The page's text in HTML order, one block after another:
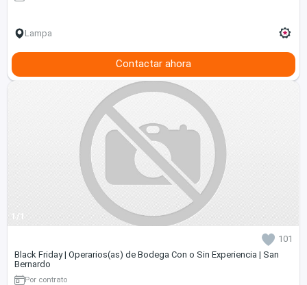
Lampa
Contactar ahora
1/1
101
Black Friday | Operarios(as) de Bodega Con o Sin Experiencia | San
Bernardo
Por contrato